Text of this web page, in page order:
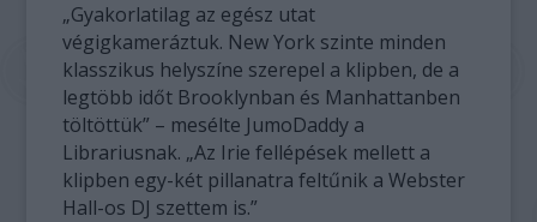
„Gyakorlatilag az egész utat
végigkameráztuk. New York szinte minden
klasszikus helyszíne szerepel a klipben, de a
legtöbb időt Brooklynban és Manhattanben
töltöttük” – mesélte JumoDaddy a
Librariusnak. „Az Irie fellépések mellett a
klipben egy-két pillanatra feltűnik a Webster
Hall-os DJ szettem is.”